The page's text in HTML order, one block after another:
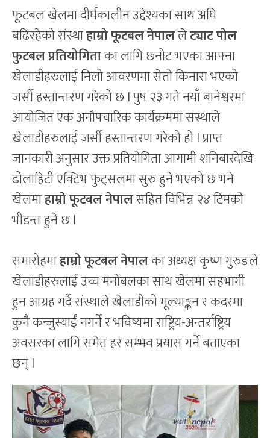
फूटबल खेलमा दीर्घकालीन उद्देश्यका साथ अघि
बढिरहेको संस्थाहाम्रो फूटबल नेपाललेट्याट पोल
फुटबल प्रतियोगिताका लागि छनोट भएका आफ्ना
खेलाडीहरुलाई निलो आवरणमा सेतो किनारा भएको
जर्सी हस्तान्तरण गरेको छ l पुष २३ गते नयाँ बानेश्वरमा
आयोजित एक अनौपचारिक कार्यक्रममा संस्थाले
खेलाडीहरुलाई जर्सी हस्तान्तरण गरेको हो l प्राप्त
जानकारी अनुसार उक्त प्रतियोगिता आगामी शनिबारदेखि
ढोलाहिटी एक्टिभ फुट्सलमा सुरु हुने भएको छ भने
खेलमाहाम्रो फूटबल नेपालसहित विभिन्न २४ टिमको
भीडन्त हुने छ l
समारोहमाहाम्रो फूटबल नेपालका अध्यक्ष कृष्ण गुरुङले
खेलाडीहरुलाई उच्च मनोबलका साथ खेलमा सहभागी
हुन आग्रह गर्दै संस्थाले खेलाडीको मूल्याङ्कन र कदरमा
कुनै कन्जुस्याईं नगर्ने र भविष्यमा राष्ट्रिय-अन्तर्राष्ट्रिय
अवसरका लागि समेत हर सम्भव प्रयास गर्ने बताएका
छन् l